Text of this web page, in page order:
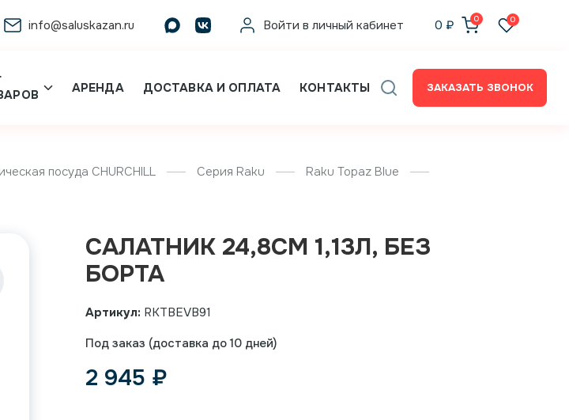
info@saluskazan.ru Войти в личный кабинет 0 ₽ 0 0
АРЕНДА ДОСТАВКА И ОПЛАТА КОНТАКТЫ ЗАКАЗАТЬ ЗВОНОК
посуда CHURCHILL Серия Raku
Raku Topaz Blue
САЛАТНИК 24,8СМ 1,13Л, БЕЗ
БОРТА
Артикул: RKTBEVB91
Под заказ (доставка до 10 дней)
2 945 ₽